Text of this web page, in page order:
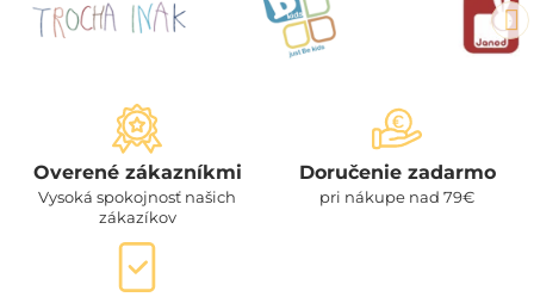
Overené zákazníkmi
Vysoká spokojnosť našich
zákazíkov
Doručenie zadarmo
pri nákupe nad 79€